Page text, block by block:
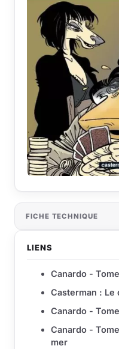
FICHE TECHNIQUE
LIENS
Canardo -
Casterman : Le
Canardo -
Canardo -
mer